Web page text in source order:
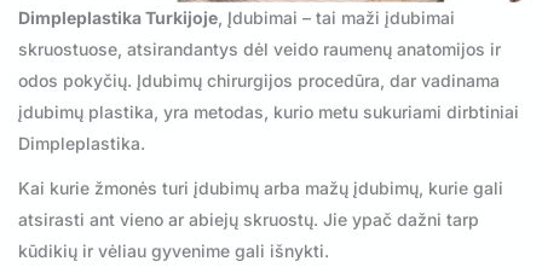
Dimpleplastika Turkijoje, Įdubimai – tai maži įdubimai
skruostuose, atsirandantys dėl veido raumenų anatomijos ir
odos pokyčių. Įdubimų chirurgijos procedūra, dar vadinama
įdubimų plastika, yra metodas, kurio metu sukuriami dirbtiniai
Dimpleplastika.
Kai kurie žmonės turi įdubimų arba mažų įdubimų, kurie gali
atsirasti ant vieno ar abiejų skruostų. Jie ypač dažni tarp
kūdikių ir vėliau gyvenime gali išnykti.